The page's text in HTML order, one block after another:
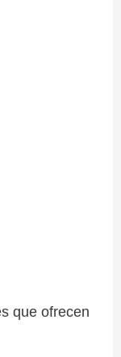
que ofrecen